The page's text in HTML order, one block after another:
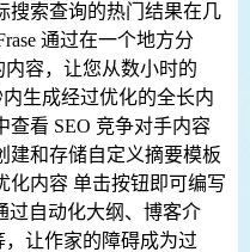
搜索查询的热门结果在几
通过在一个地方分
容，让您从数小时的
生成经过优化的全长内
查看 SEO 竞争对手内容
建和存储自定义摘要模板
化内容 单击按钮即可编写
过自动化大纲、博客介
让作家的障碍成为过